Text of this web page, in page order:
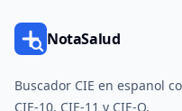
NotaSalud
Buscador CIE en espanol
CIE-10, CIE-11 y CIE-O.